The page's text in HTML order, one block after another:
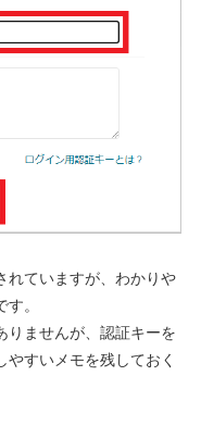
れていますが、わかりや
。
りませんが、認証キーを
すいメモを残しておく